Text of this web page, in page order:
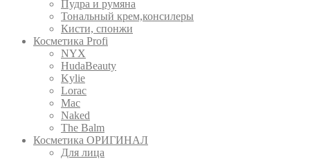
Пудра и румяна
Тональный крем,консилеры
Кисти, спонжи
Косметика Profi
NYX
HudaBeauty
Kylie
Lorac
Mac
Nаked
The Balm
Косметика ОРИГИНАЛ
Для лица